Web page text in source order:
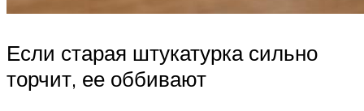
Если старая штукатурка сильно
торчит, ее оббивают